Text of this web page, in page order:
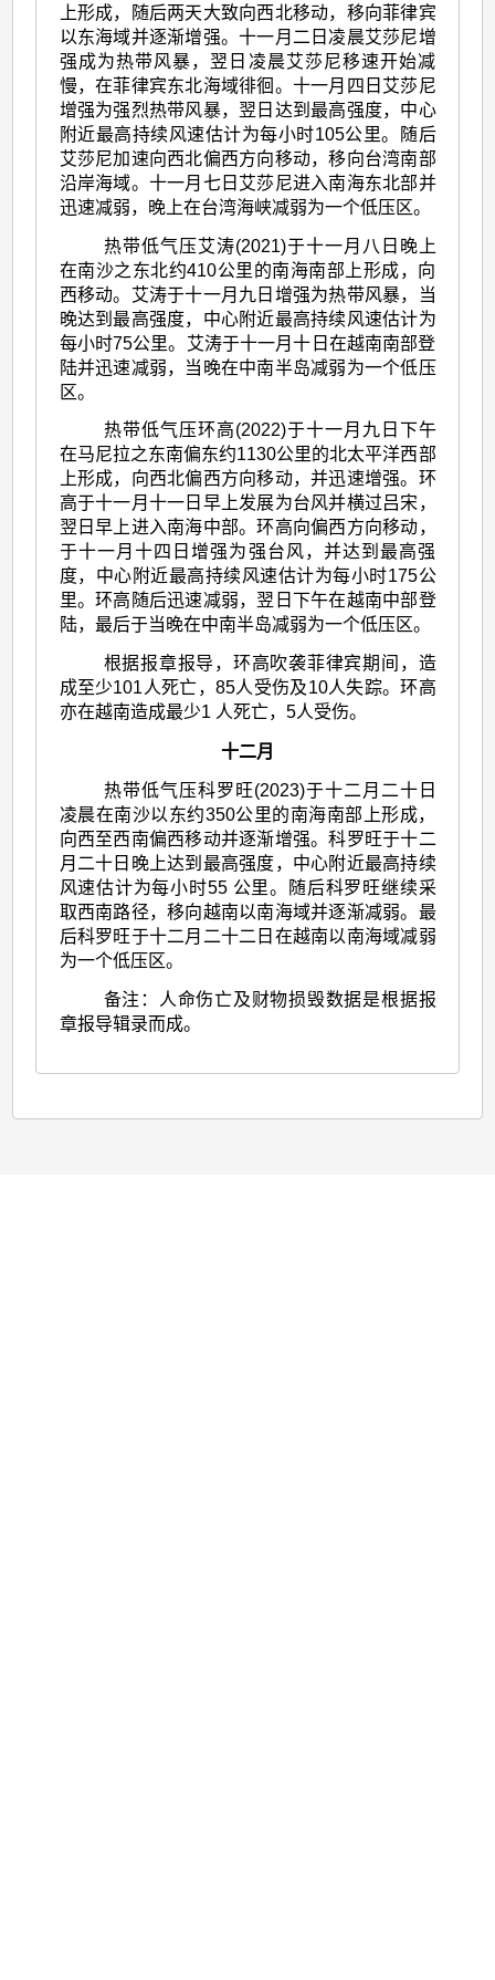
上形成，随后两天大致向西北移动，移向菲律宾
以东海域并逐渐增强。十一月二日凌晨艾莎尼增
强成为热带风暴，翌日凌晨艾莎尼移速开始减
慢，在菲律宾东北海域徘徊。十一月四日艾莎尼
增强为强烈热带风暴，翌日达到最高强度，中心
附近最高持续风速估计为每小时105公里。随后
艾莎尼加速向西北偏西方向移动，移向台湾南部
沿岸海域。十一月七日艾莎尼进入南海东北部并
迅速减弱，晚上在台湾海峡减弱为一个低压区。
热带低气压艾涛(2021)于十一月八日晚上
在南沙之东北约410公里的南海南部上形成，向
西移动。艾涛于十一月九日增强为热带风暴，当
晚达到最高强度，中心附近最高持续风速估计为
每小时75公里。艾涛于十一月十日在越南南部登
陆并迅速减弱，当晚在中南半岛减弱为一个低压
区。
热带低气压环高(2022)于十一月九日下午
在马尼拉之东南偏东约1130公里的北太平洋西部
上形成，向西北偏西方向移动，并迅速增强。环
高于十一月十一日早上发展为台风并横过吕宋，
翌日早上进入南海中部。环高向偏西方向移动，
于十一月十四日增强为强台风，并达到最高强
度，中心附近最高持续风速估计为每小时175公
里。环高随后迅速减弱，翌日下午在越南中部登
陆，最后于当晚在中南半岛减弱为一个低压区。
根据报章报导，环高吹袭菲律宾期间，造
成至少101人死亡，85人受伤及10人失踪。环高
亦在越南造成最少1 人死亡，5人受伤。
十二月
热带低气压科罗旺(2023)于十二月二十日
凌晨在南沙以东约350公里的南海南部上形成，
向西至西南偏西移动并逐渐增强。科罗旺于十二
月二十日晚上达到最高强度，中心附近最高持续
风速估计为每小时55 公里。随后科罗旺继续采
取西南路径，移向越南以南海域并逐渐减弱。最
后科罗旺于十二月二十二日在越南以南海域减弱
为一个低压区。
备注：人命伤亡及财物损毁数据是根据报
章报导辑录而成。